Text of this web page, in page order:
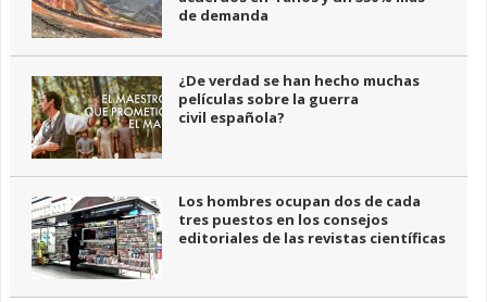
de demanda
¿De verdad se han hecho muchas
películas sobre la guerra
civil española?
Los hombres ocupan dos de cada
tres puestos en los consejos
editoriales de las revistas científicas